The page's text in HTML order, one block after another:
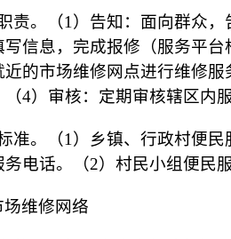
责。（1）告知：面向群众
信息，完成报修（服务平
的市场维修网点进行维修
4）审核：定期审核辖区内
准。（1）乡镇、行政村便
电话。（2）村民小组便民
场维修网络